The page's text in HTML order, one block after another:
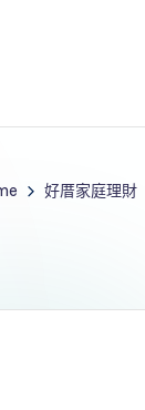
好厝家庭理財